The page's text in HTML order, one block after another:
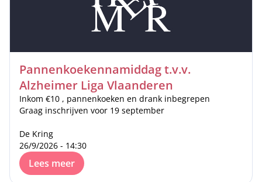
Pannenkoekennamiddag t.v.v.
Alzheimer Liga Vlaanderen
Inkom €10 , pannenkoeken en drank inbegrepen
Graag inschrijven voor 19 september
De Kring
26/9/2026 - 14:30
Lees meer